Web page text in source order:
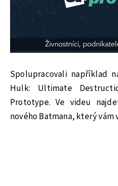
Spolupracovali například
Hulk: Ultimate
Prototype. Ve videu
nového Batmana, který vám